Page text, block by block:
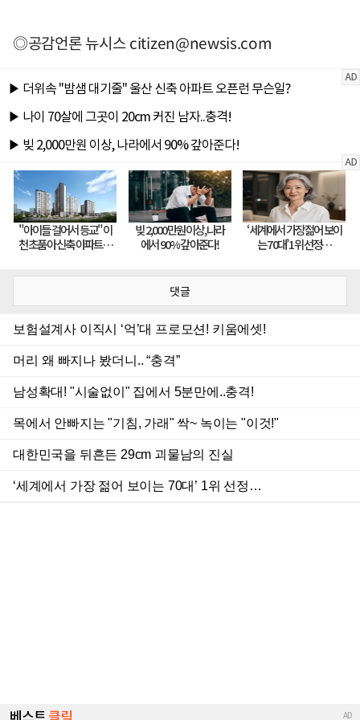
◎공감언론 뉴시스citizen@newsis.com
댓글